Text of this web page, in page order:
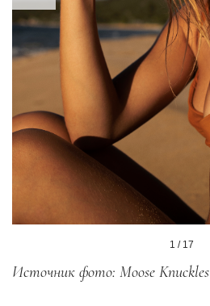
1 / 17
Источник фото: Moose Knuckles